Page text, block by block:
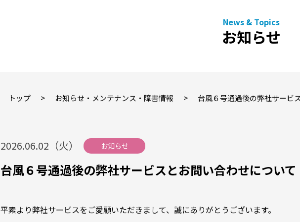
お知らせ
トップ > お知らせ・メンテナンス・障害情報 > 台風６号通過後の弊社サービ
2026.06.02（火） お知らせ
台風６号通過後の弊社サービスとお問い合わせについて
平素より弊社サービスをご愛顧いただきまして、誠にありがとうございます。